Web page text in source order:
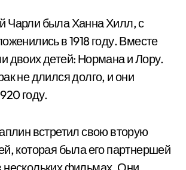
Чарли была Ханна Хилл, с
в 1918 году. Вместе
двоих детей: Нормана и Лору.
не длился долго, и они
году.
встретил свою вторую
которая была его партнершей